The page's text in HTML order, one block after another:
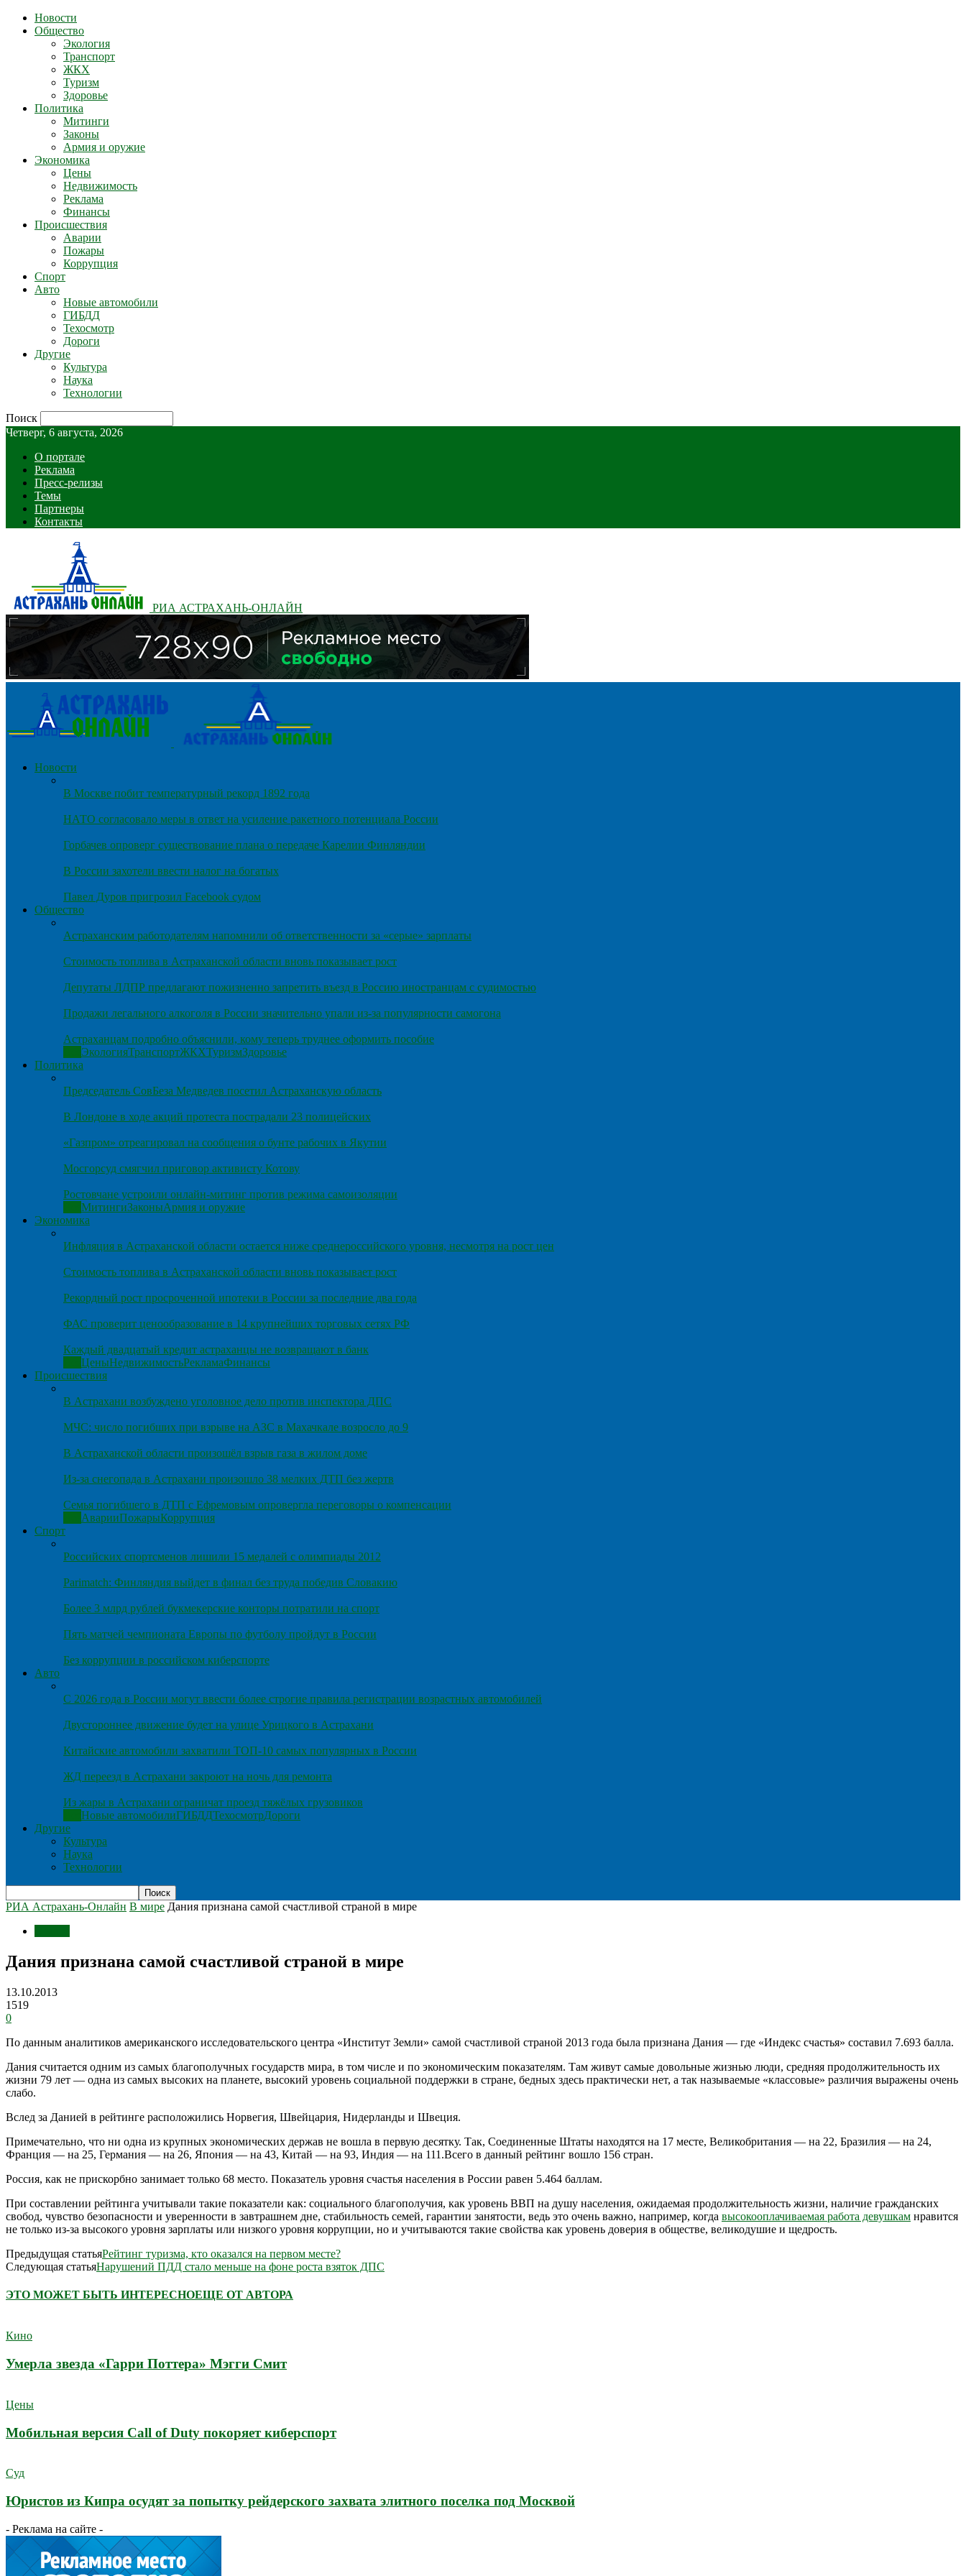
Новости
Общество
Экология
Транспорт
ЖКХ
Туризм
Здоровье
Политика
Митинги
Законы
Армия и оружие
Экономика
Цены
Недвижимость
Реклама
Финансы
Происшествия
Аварии
Пожары
Коррупция
Спорт
Авто
Новые автомобили
ГИБДД
Техосмотр
Дороги
Другие
Культура
Наука
Технологии
Поиск
Четверг, 6 августа, 2026
О портале
Реклама
Пресс-релизы
Темы
Партнеры
Контакты
РИА АСТРАХАНЬ-ОНЛАЙН
Новости
В Москве побит температурный рекорд 1892 года
НАТО согласовало меры в ответ на усиление ракетного потенциала России
Горбачев опроверг существование плана о передаче Карелии Финляндии
В России захотели ввести налог на богатых
Павел Дуров пригрозил Facebook судом
Общество
Астраханским работодателям напомнили об ответственности за «серые» зарплаты
Стоимость топлива в Астраханской области вновь показывает рост
Депутаты ЛДПР предлагают пожизненно запретить въезд в Россию иностранцам с судимостью
Продажи легального алкоголя в России значительно упали из-за популярности самогона
Астраханцам подробно объяснили, кому теперь труднее оформить пособие
ЭкологияТранспортЖКХТуризмЗдоровье
Политика
Председатель СовБеза Медведев посетил Астраханскую область
В Лондоне в ходе акций протеста пострадали 23 полицейских
«Газпром» отреагировал на сообщения о бунте рабочих в Якутии
Мосгорсуд смягчил приговор активисту Котову
Ростовчане устроили онлайн-митинг против режима самоизоляции
МитингиЗаконыАрмия и оружие
Экономика
Инфляция в Астраханской области остается ниже среднероссийского уровня, несмотря на рост цен
Стоимость топлива в Астраханской области вновь показывает рост
Рекордный рост просроченной ипотеки в России за последние два года
ФАС проверит ценообразование в 14 крупнейших торговых сетях РФ
Каждый двадцатый кредит астраханцы не возвращают в банк
ЦеныНедвижимостьРекламаФинансы
Происшествия
В Астрахани возбуждено уголовное дело против инспектора ДПС
МЧС: число погибших при взрыве на АЗС в Махачкале возросло до 9
В Астраханской области произошёл взрыв газа в жилом доме
Из-за снегопада в Астрахани произошло 38 мелких ДТП без жертв
Семья погибшего в ДТП с Ефремовым опровергла переговоры о компенсации
АварииПожарыКоррупция
Спорт
Российских спортсменов лишили 15 медалей с олимпиады 2012
Parimatch: Финляндия выйдет в финал без труда победив Словакию
Более 3 млрд рублей букмекерские конторы потратили на спорт
Пять матчей чемпионата Европы по футболу пройдут в России
Без коррупции в российском киберспорте
Авто
С 2026 года в России могут ввести более строгие правила регистрации возрастных автомобилей
Двустороннее движение будет на улице Урицкого в Астрахани
Китайские автомобили захватили ТОП-10 самых популярных в России
ЖД переезд в Астрахани закроют на ночь для ремонта
Из жары в Астрахани ограничат проезд тяжёлых грузовиков
Новые автомобилиГИБДДТехосмотрДороги
Другие
Культура
Наука
Технологии
РИА Астрахань-Онлайн В мире Дания признана самой счастливой страной в мире
Дания признана самой счастливой страной в мире
13.10.2013
1519
0
По данным аналитиков американского исследовательского центра «Институт Земли» самой счастливой страной 2013 года была признана Дания — где «Индекс счастья» составил 7.693 балла.
Дания считается одним из самых благополучных государств мира, в том числе и по экономическим показателям. Там живут самые довольные жизнью люди, средняя продолжительность их
жизни 79 лет — одна из самых высоких на планете, высокий уровень социальной поддержки в стране, бедных здесь практически нет, а так называемые «классовые» различия выражены очень
слабо.
Вслед за Данией в рейтинге расположились Норвегия, Швейцария, Нидерланды и Швеция.
Примечательно, что ни одна из крупных экономических держав не вошла в первую десятку. Так, Соединенные Штаты находятся на 17 месте, Великобритания — на 22, Бразилия — на 24,
Франция — на 25, Германия — на 26, Япония — на 43, Китай — на 93, Индия — на 111.Всего в данный рейтинг вошло 156 стран.
Россия, как не прискорбно занимает только 68 место. Показатель уровня счастья населения в России равен 5.464 баллам.
При составлении рейтинга учитывали такие показатели как: социального благополучия, как уровень ВВП на душу населения, ожидаемая продолжительность жизни, наличие гражданских
свобод, чувство безопасности и уверенности в завтрашнем дне, стабильность семей, гарантии занятости, ведь это очень важно, например, когда высокооплачиваемая работа девушкам нравится
не только из-за высокого уровня зарплаты или низкого уровня коррупции, но и учитываются такие свойства как уровень доверия в обществе, великодушие и щедрость.
Предыдущая статьяРейтинг туризма, кто оказался на первом месте?
Следующая статьяНарушений ПДД стало меньше на фоне роста взяток ДПС
ЭТО МОЖЕТ БЫТЬ ИНТЕРЕСНОЕЩЕ ОТ АВТОРА
Кино
Умерла звезда «Гарри Поттера» Мэгги Смит
Цены
Мобильная версия Call of Duty покоряет киберспорт
Суд
Юристов из Кипра осудят за попытку рейдерского захвата элитного поселка под Москвой
- Реклама на сайте -